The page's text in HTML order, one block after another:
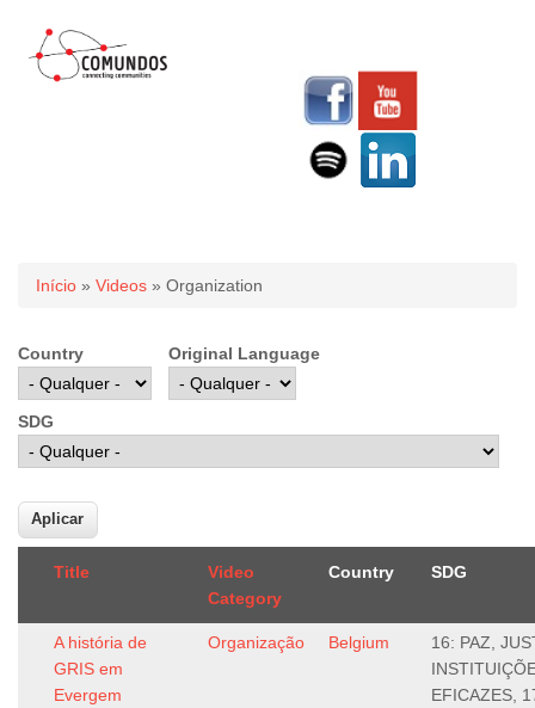
Você está aqui
Início » Videos » Organization
Country Original Language
SDG
Title
Video
Category
Country SDG
A história de
GRIS em
Evergem
Organização Belgium
16: PAZ,
EFICAZES,